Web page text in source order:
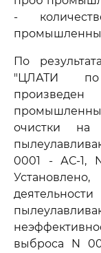
-
По
"ЦЛАТИ по
очистки на
0001 - АС-1,
выброса N